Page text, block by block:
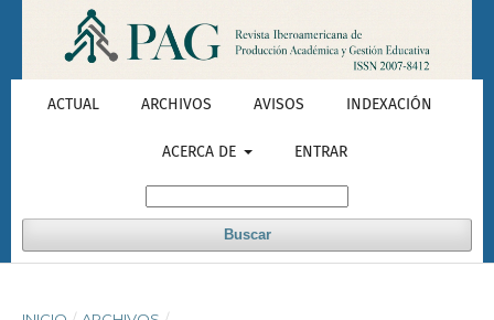
ACTUAL ARCHIVOS AVISOS INDEXACIÓN
ACERCA DE ENTRAR
Buscar